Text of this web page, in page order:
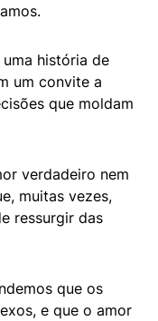
história de
um convite a
que moldam
verdadeiro nem
muitas vezes,
ressurgir das
que os
e que o amor